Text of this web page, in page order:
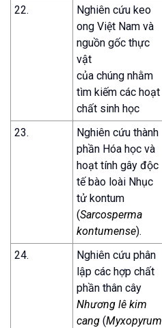
22.
Nghiên cứu keo
ong Việt Nam và
nguồn gốc thực
vật
của chúng nhằm
tìm kiếm các hoạt
chất sinh học
23.
Nghiên cứu thành
phần Hóa học và
hoạt tính gây độc
tế bào loài Nhục
tử kontum
(Sarcosperma
kontumense).
24.
Nghiên cứu phân
lập các hợp chất
phần thân cây
Nhương lê kim
cang (Myxopyrum